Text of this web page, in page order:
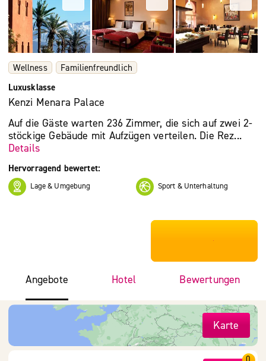
Wellness
Familienfreundlich
Luxusklasse
Kenzi Menara Palace
Auf die Gäste warten 236 Zimmer, die sich auf zwei 2-
stöckige Gebäude mit Aufzügen verteilen. Die Rez...
Details
Hervorragend bewertet:
Lage & Umgebung Sport & Unterhaltung
***************
Angebote Hotel Bewertungen
Karte